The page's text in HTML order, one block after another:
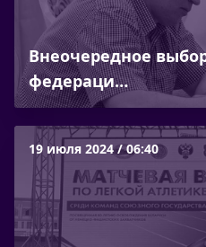
Внеочередное
федераци…
19 июля 2024 / 06:40